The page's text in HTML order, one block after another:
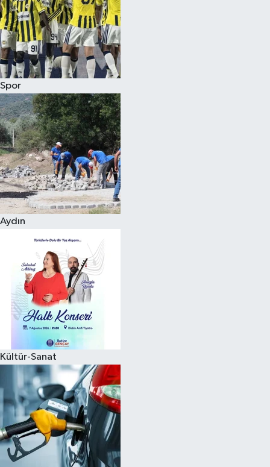
Spor
Aydın
Kültür-Sanat
Magazin